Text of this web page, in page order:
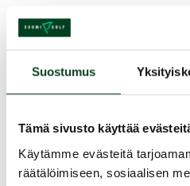
Suostumus
Tämä sivusto käyttää
Käytämme evästeitä
räätälöimiseen, sosiaalisen
Neljän tunnin Green
perustiedot ja -taidot
Kurssi suoritetaan
valmennuksessa, ja sen
puttaaminen, säännöt,
Kurssin päätteeksi